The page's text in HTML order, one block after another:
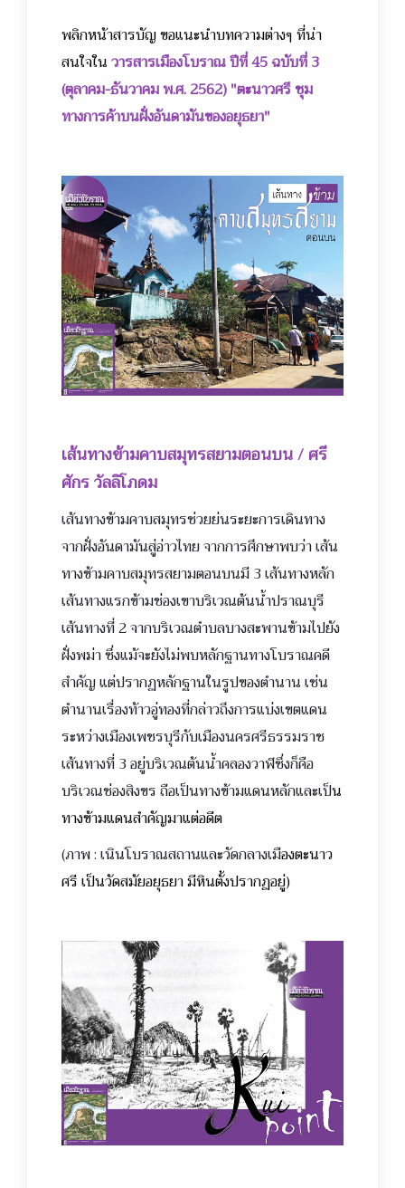
พลิกหน้าสารบัญ ขอแนะนำบทความต่างๆ ที่น่า
สนใจในวารสารเมืองโบราณ ปีที่ 45 ฉบับที่ 3
(ตุลาคม-ธันวาคม พ.ศ. 2562) "ตะนาวศรี ชุม
ทางการค้าบนฝั่งอันดามันของอยุธยา"
เส้นทางข้ามคาบสมุทรสยามตอนบน / ศรี
ศักร วัลลิโภดม
เส้นทางข้ามคาบสมุทรช่วยย่นระยะการเดินทาง
จากฝั่งอันดามันสู่อ่าวไทย จากการศึกษาพบว่า เส้น
ทางข้ามคาบสมุทรสยามตอนบนมี 3 เส้นทางหลัก
เส้นทางแรกข้ามช่องเขาบริเวณต้นน้ำปราณบุรี
เส้นทางที่ 2 จากบริเวณตำบลบางสะพานข้ามไปยัง
ฝั่งพม่า ซึ่งแม้จะยังไม่พบหลักฐานทางโบราณคดี
สำคัญ แต่ปรากฏหลักฐานในรูปของตำนาน เช่น
ตำนานเรื่องท้าวอู่ทองที่กล่าวถึงการแบ่งเขตแดน
ระหว่างเมืองเพชรบุรีกับเมืองนครศรีธรรมราช
เส้นทางที่ 3 อยู่บริเวณต้นน้ำคลองวาฬซึ่งก็คือ
บริเวณช่องสิงขร ถือเป็นทางข้ามแดนหลักและเป็น
ทางข้ามแดนสำคัญมาแต่อดีต
(ภาพ : เนินโบราณสถานและวัดกลางเมืองตะนาว
ศรี เป็นวัดสมัยอยุธยา มีหินตั้งปรากฏอยู่)